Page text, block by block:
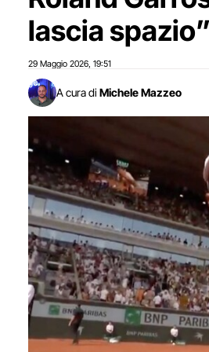
lascia
29 Maggio 2026 19:51
A cura di Michele Mazzeo